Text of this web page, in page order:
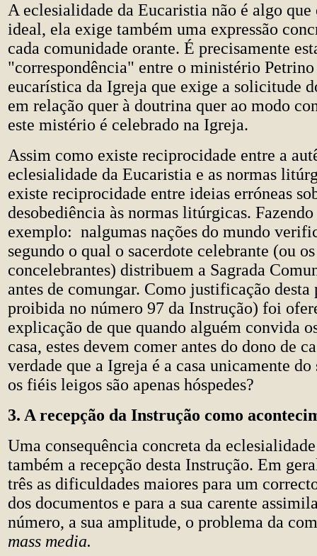
A eclesialidade da Eucaristia não é algo
ideal, ela exige também uma expressão
cada comunidade orante. É precisamente
"correspondência" entre o ministério
eucarística da Igreja que exige a solicitude
em relação quer à doutrina quer ao modo
este mistério é celebrado na Igreja.
Assim como existe reciprocidade entre a
eclesialidade da Eucaristia e as normas
existe reciprocidade entre ideias erróneas
desobediência às normas litúrgicas. Fazendo
exemplo: nalgumas nações do mundo
segundo o qual o sacerdote celebrante (ou
concelebrantes) distribuem a Sagrada
antes de comungar. Como justificação desta
proibida no número 97 da Instrução) foi
explicação de que quando alguém convida
casa, estes devem comer antes do dono de
verdade que a Igreja é a casa unicamente do
os fiéis leigos são apenas hóspedes?
3. A recepção da Instrução como
Uma consequência concreta da
também a recepção desta Instrução. Em
três as dificuldades maiores para um
dos documentos e para a sua carente
número, a sua amplitude, o problema da
mass media.